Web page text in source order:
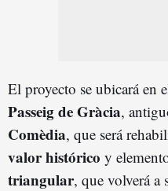
El proyecto se ubicará en
Passeig de Gràcia,
Comèdia, que será
valor histórico y
triangular, que volverá a